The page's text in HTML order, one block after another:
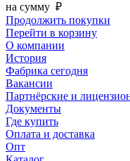
на сумму ₽
Продолжить покупки
Перейти в корзину
О компании
История
Фабрика сегодня
Вакансии
Партнёрские и
Документы
Где купить
Оплата и доставка
Опт